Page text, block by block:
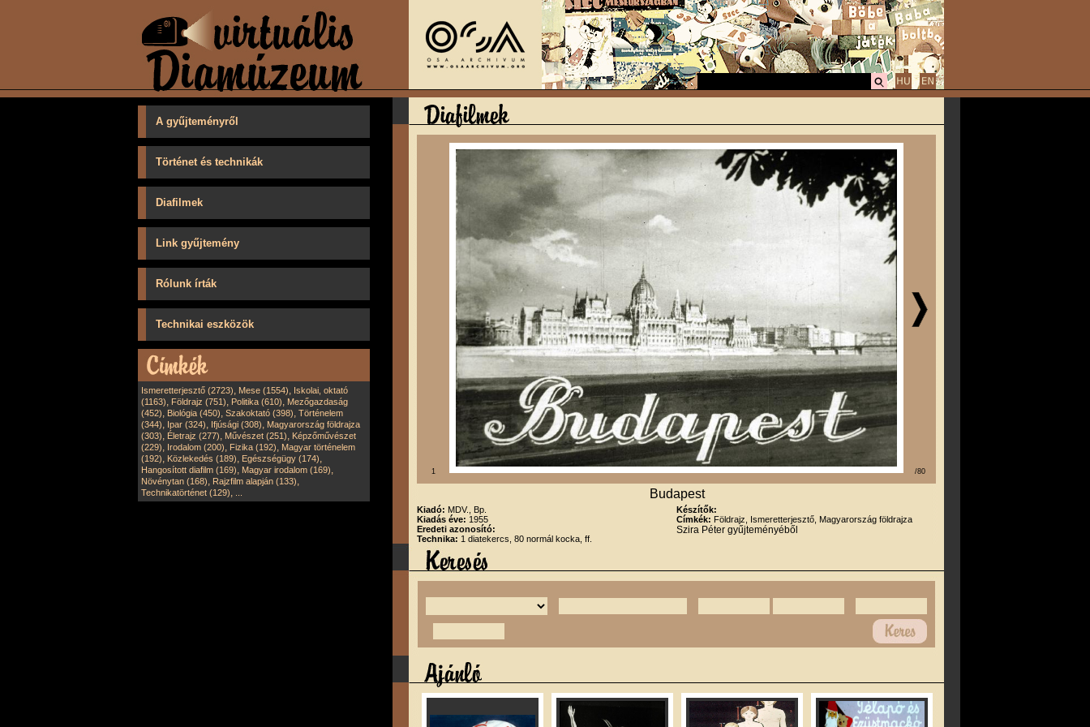
A gyűjteményről
Történet és technikák
Diafilmek
Link gyűjtemény
Rólunk írták
Technikai eszközök
Ismeretterjesztő (2723), Mese (1554), Iskolai, oktató
(1163), Földrajz (751), Politika (610), Mezőgazdaság
(452), Biológia (450), Szakoktató (398), Történelem
(344), Ipar (324), Ifjúsági (308), Magyarország földrajza
(303), Életrajz (277), Művészet (251), Képzőművészet
(229), Irodalom (200), Fizika (192), Magyar történelem
(192), Közlekedés (189), Egészségügy (174),
Hangosított diafilm (169), Magyar irodalom (169),
Növénytan (168), Rajzfilm alapján (133),
Technikatörténet (129),
1 /80
Budapest
Kiadó: MDV., Bp.
Kiadás éve: 1955
Eredeti azonosító:
Technika: 1 diatekercs, 80 normál kocka, ff.
Készítők:
Címkék: Földrajz, Ismeretterjesztő, Magyarország földrajza
Szira Péter gyűjteményéből